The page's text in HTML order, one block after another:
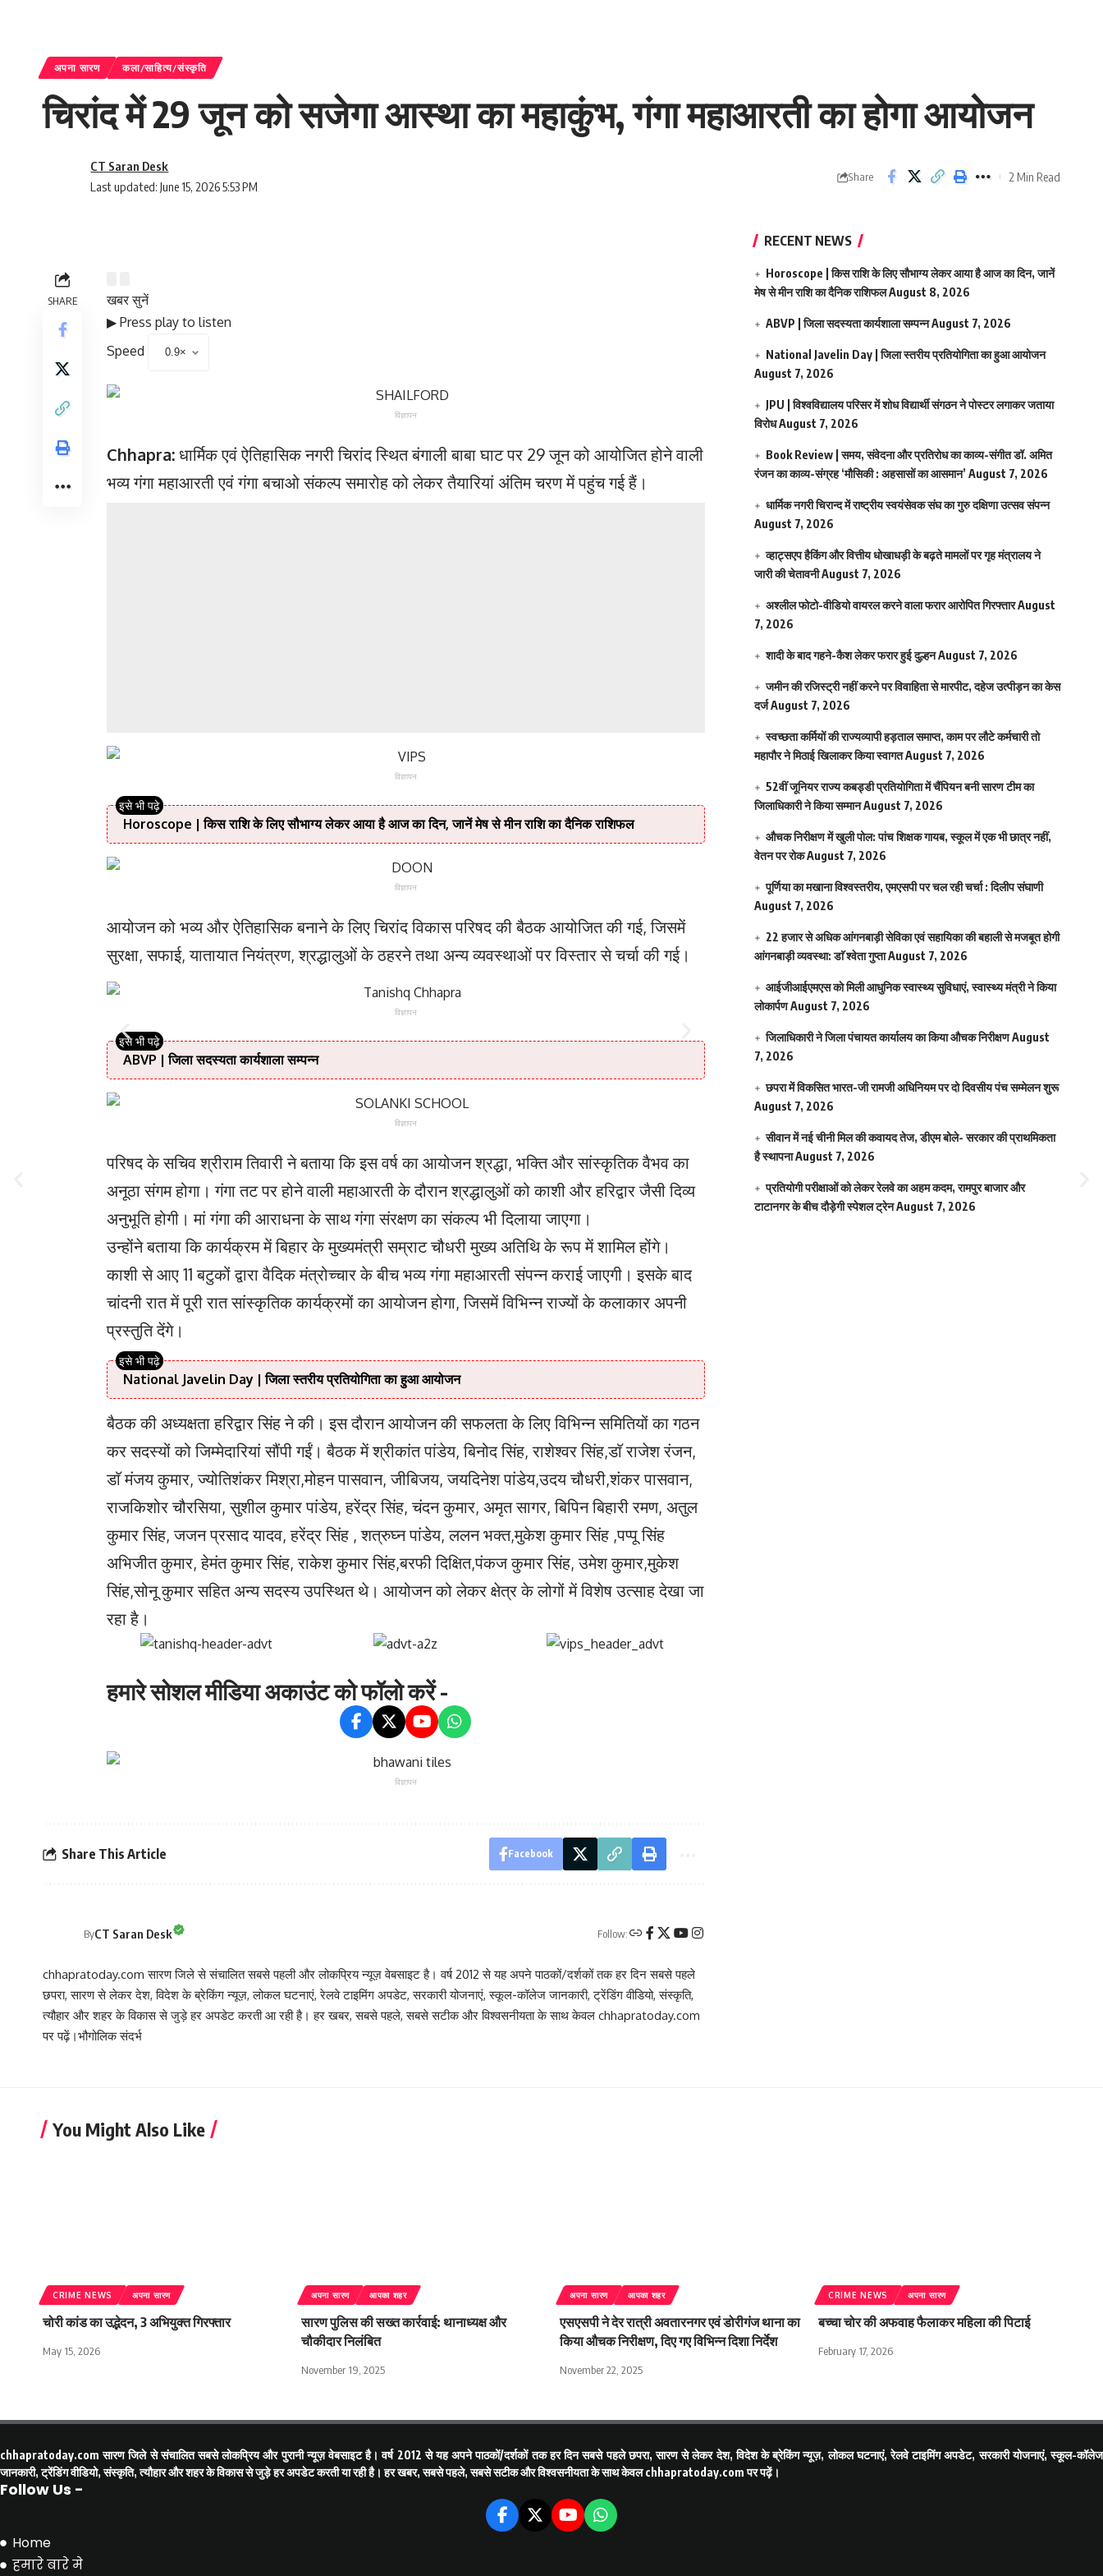
अपना सारण कला/साहित्य/संस्कृति
चिरांद में 29 जून को सजेगा आस्था का महाकुंभ, गंगा महाआरती का होगा आयोजन
Last updated: June 15, 2026 5:53 PM
CT Saran Desk
Share 2 Min Read
SHARE
खबर सुनें
▶ Press play to listen
Speed
विज्ञापन
Chhapra:धार्मिक एवं ऐतिहासिक नगरी चिरांद स्थित बंगाली बाबा घाट पर 29 जून को आयोजित होने वाली
भव्य गंगा महाआरती एवं गंगा बचाओ संकल्प समारोह को लेकर तैयारियां अंतिम चरण में पहुंच गई हैं।
विज्ञापन
Horoscope | किस राशि के लिए सौभाग्य लेकर आया है आज का दिन, जानें मेष से मीन राशि का दैनिक राशिफल
विज्ञापन
आयोजन को भव्य और ऐतिहासिक बनाने के लिए चिरांद विकास परिषद की बैठक आयोजित की गई, जिसमें
सुरक्षा, सफाई, यातायात नियंत्रण, श्रद्धालुओं के ठहरने तथा अन्य व्यवस्थाओं पर विस्तार से चर्चा की गई।
विज्ञापन
ABVP | जिला सदस्यता कार्यशाला सम्पन्न
विज्ञापन
परिषद के सचिव श्रीराम तिवारी ने बताया कि इस वर्ष का आयोजन श्रद्धा, भक्ति और सांस्कृतिक वैभव का
अनूठा संगम होगा। गंगा तट पर होने वाली महाआरती के दौरान श्रद्धालुओं को काशी और हरिद्वार जैसी दिव्य
अनुभूति होगी। मां गंगा की आराधना के साथ गंगा संरक्षण का संकल्प भी दिलाया जाएगा।
उन्होंने बताया कि कार्यक्रम में बिहार के मुख्यमंत्री सम्राट चौधरी मुख्य अतिथि के रूप में शामिल होंगे।
काशी से आए 11 बटुकों द्वारा वैदिक मंत्रोच्चार के बीच भव्य गंगा महाआरती संपन्न कराई जाएगी। इसके बाद
चांदनी रात में पूरी रात सांस्कृतिक कार्यक्रमों का आयोजन होगा, जिसमें विभिन्न राज्यों के कलाकार अपनी
प्रस्तुति देंगे।
National Javelin Day | जिला स्तरीय प्रतियोगिता का हुआ आयोजन
बैठक की अध्यक्षता हरिद्वार सिंह ने की। इस दौरान आयोजन की सफलता के लिए विभिन्न समितियों का गठन
कर सदस्यों को जिम्मेदारियां सौंपी गईं। बैठक में श्रीकांत पांडेय, बिनोद सिंह, राशेश्वर सिंह,डाॅ राजेश रंजन,
डाॅ मंजय कुमार, ज्योतिशंकर मिश्रा,मोहन पासवान, जीबिजय, जयदिनेश पांडेय,उदय चौधरी,शंकर पासवान,
राजकिशोर चौरसिया, सुशील कुमार पांडेय, हरेंद्र सिंह, चंदन कुमार, अमृत सागर, बिपिन बिहारी रमण, अतुल
कुमार सिंह, जजन प्रसाद यादव, हरेंद्र सिंह , शत्रुघ्न पांडेय, ललन भक्त,मुकेश कुमार सिंह ,पप्पू सिंह
अभिजीत कुमार, हेमंत कुमार सिंह, राकेश कुमार सिंह,बरफी दिक्षित,पंकज कुमार सिंह, उमेश कुमार,मुकेश
सिंह,सोनू कुमार सहित अन्य सदस्य उपस्थित थे। आयोजन को लेकर क्षेत्र के लोगों में विशेष उत्साह देखा जा
रहा है।
हमारे सोशल मीडिया अकाउंट को फॉलो करें -
विज्ञापन
Share This Article Facebook
ByCT Saran Desk Follow:
chhapratoday.com सारण जिले से संचालित सबसे पहली और लोकप्रिय न्यूज़ वेबसाइट है। वर्ष 2012 से यह अपने पाठकों/दर्शकों तक हर दिन सबसे पहले
छपरा, सारण से लेकर देश, विदेश के ब्रेकिंग न्यूज़, लोकल घटनाएं, रेलवे टाइमिंग अपडेट, सरकारी योजनाएं, स्कूल-कॉलेज जानकारी, ट्रेंडिंग वीडियो, संस्कृति,
त्यौहार और शहर के विकास से जुड़े हर अपडेट करती आ रही है। हर खबर, सबसे पहले, सबसे सटीक और विश्वसनीयता के साथ केवल chhapratoday.com
पर पढ़ें।भौगोलिक संदर्भ
RECENT NEWS
Horoscope | किस राशि के लिए सौभाग्य लेकर आया है आज का दिन, जानें
मेष से मीन राशि का दैनिक राशिफलAugust 8, 2026
ABVP | जिला सदस्यता कार्यशाला सम्पन्नAugust 7, 2026
National Javelin Day | जिला स्तरीय प्रतियोगिता का हुआ आयोजन
August 7, 2026
JPU | विश्वविद्यालय परिसर में शोध विद्यार्थी संगठन ने पोस्टर लगाकर जताया
विरोधAugust 7, 2026
Book Review | समय, संवेदना और प्रतिरोध का काव्य-संगीत डॉ. अमित
रंजन का काव्य-संग्रह ‘मौसिकी : अहसासों का आसमान’ August 7, 2026
धार्मिक नगरी चिरान्द में राष्ट्रीय स्वयंसेवक संघ का गुरु दक्षिणा उत्सव संपन्न
August 7, 2026
व्हाट्सएप हैकिंग और वित्तीय धोखाधड़ी के बढ़ते मामलों पर गृह मंत्रालय ने
जारी की चेतावनीAugust 7, 2026
अश्लील फोटो-वीडियो वायरल करने वाला फरार आरोपित गिरफ्तारAugust
7, 2026
शादी के बाद गहने-कैश लेकर फरार हुई दुल्हनAugust 7, 2026
जमीन की रजिस्ट्री नहीं करने पर विवाहिता से मारपीट, दहेज उत्पीड़न का केस
दर्जAugust 7, 2026
स्वच्छता कर्मियों की राज्यव्यापी हड़ताल समाप्त, काम पर लौटे कर्मचारी तो
महापौर ने मिठाई खिलाकर किया स्वागतAugust 7, 2026
52वीं जूनियर राज्य कबड्डी प्रतियोगिता में चैंपियन बनी सारण टीम का
जिलाधिकारी ने किया सम्मानAugust 7, 2026
औचक निरीक्षण में खुली पोल: पांच शिक्षक गायब, स्कूल में एक भी छात्र नहीं,
वेतन पर रोकAugust 7, 2026
पूर्णिया का मखाना विश्वस्तरीय, एमएसपी पर चल रही चर्चा : दिलीप संघाणी
August 7, 2026
22 हजार से अधिक आंगनबाड़ी सेविका एवं सहायिका की बहाली से मजबूत होगी
आंगनबाड़ी व्यवस्था: डाॅ श्वेता गुप्ताAugust 7, 2026
आईजीआईएमएस काे मिली आधुनिक स्वास्थ्य सुविधाएं, स्वास्थ्य मंत्री ने किया
लोकार्पणAugust 7, 2026
जिलाधिकारी ने जिला पंचायत कार्यालय का किया औचक निरीक्षणAugust
7, 2026
छपरा में विकसित भारत-जी रामजी अधिनियम पर दो दिवसीय पंच सम्मेलन शुरू
August 7, 2026
सीवान में नई चीनी मिल की कवायद तेज, डीएम बोले- सरकार की प्राथमिकता
है स्थापनाAugust 7, 2026
प्रतियोगी परीक्षाओं को लेकर रेलवे का अहम कदम, रामपुर बाजार और
टाटानगर के बीच दौड़ेगी स्पेशल ट्रेनAugust 7, 2026
You Might Also Like
CRIME NEWS अपना सारण
चोरी कांड का उद्भेदन, 3 अभियुक्त गिरफ्तार
May 15, 2026
अपना सारण आपका शहर
सारण पुलिस की सख्त कार्रवाई: थानाध्यक्ष और
चौकीदार निलंबित
November 19, 2025
अपना सारण आपका शहर
एसएसपी ने देर रात्री अवतारनगर एवं डोरीगंज थाना का
किया औचक निरीक्षण, दिए गए विभिन्न दिशा निर्देश
November 22, 2025
CRIME NEWS अपना सारण
बच्चा चोर की अफवाह फैलाकर महिला की पिटाई
February 17, 2026
chhapratoday.com सारण जिले से संचालित सबसे लोकप्रिय और पुरानी न्यूज़ वेबसाइट है। वर्ष 2012 से यह अपने पाठकों/दर्शकों तक हर दिन सबसे पहले छपरा, सारण से लेकर देश, विदेश के ब्रेकिंग न्यूज़, लोकल घटनाएं, रेलवे टाइमिंग अपडेट, सरकारी योजनाएं, स्कूल-कॉलेज
जानकारी, ट्रेंडिंग वीडियो, संस्कृति, त्यौहार और शहर के विकास से जुड़े हर अपडेट करती या रही है। हर खबर, सबसे पहले, सबसे सटीक और विश्वसनीयता के साथ केवलchhapratoday.comपर पढ़ें।
Follow Us -
Home
हमारे बारे मे